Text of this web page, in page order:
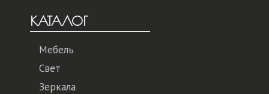
КАТАЛОГ
Мебель
Свет
Зеркала